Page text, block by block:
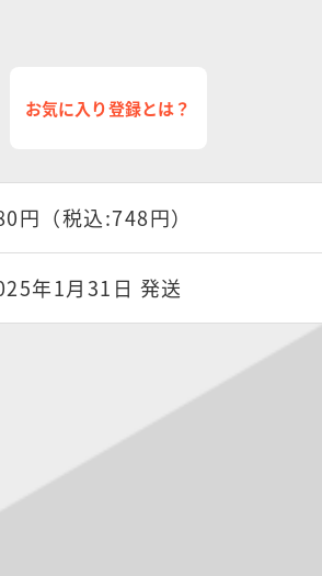
お気に入り登録とは？
円（税込:748円）
年1月31日 発送